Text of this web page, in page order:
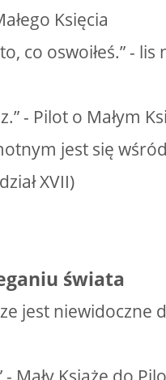
Księcia
co oswoiłeś.” -
- Pilot o Małym
jest się
XVII)
świata
jest niewidoczne